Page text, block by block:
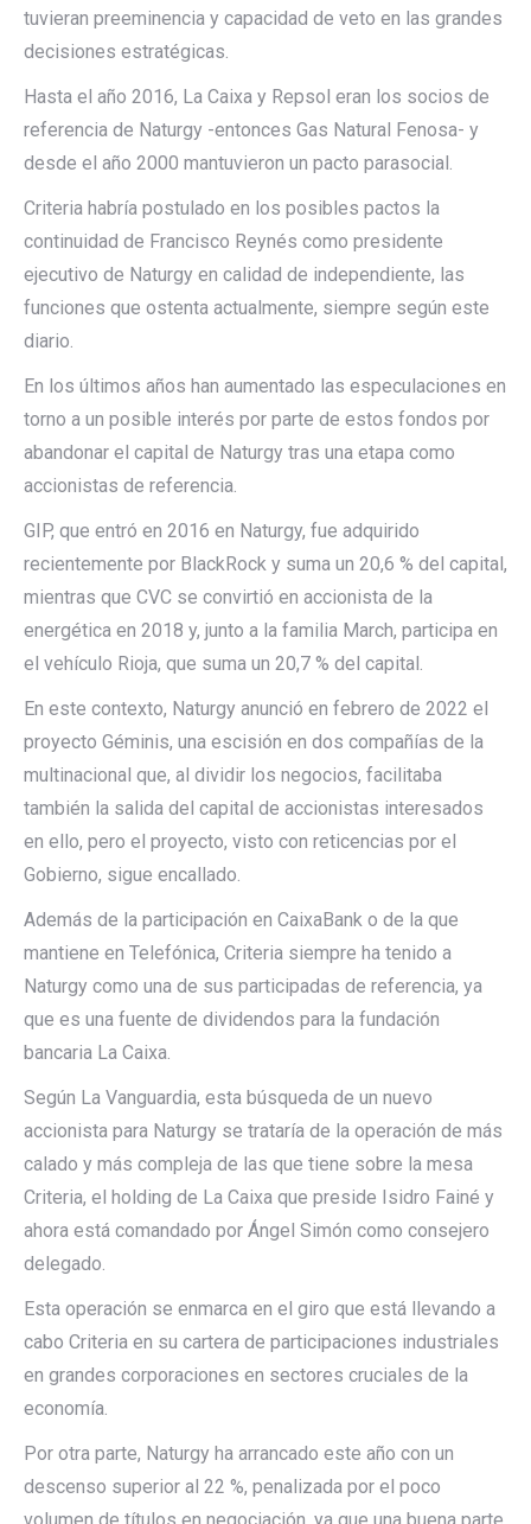
tuvieran preeminencia y capacidad de veto en las grandes
decisiones estratégicas.
Hasta el año 2016, La Caixa y Repsol eran los socios de
referencia de Naturgy -entonces Gas Natural Fenosa- y
desde el año 2000 mantuvieron un pacto parasocial.
Criteria habría postulado en los posibles pactos la
continuidad de Francisco Reynés como presidente
ejecutivo de Naturgy en calidad de independiente, las
funciones que ostenta actualmente, siempre según este
diario.
En los últimos años han aumentado las especulaciones en
torno a un posible interés por parte de estos fondos por
abandonar el capital de Naturgy tras una etapa como
accionistas de referencia.
GIP, que entró en 2016 en Naturgy, fue adquirido
recientemente por BlackRock y suma un 20,6 % del capital,
mientras que CVC se convirtió en accionista de la
energética en 2018 y, junto a la familia March, participa en
el vehículo Rioja, que suma un 20,7 % del capital.
En este contexto, Naturgy anunció en febrero de 2022 el
proyecto Géminis, una escisión en dos compañías de la
multinacional que, al dividir los negocios, facilitaba
también la salida del capital de accionistas interesados
en ello, pero el proyecto, visto con reticencias por el
Gobierno, sigue encallado.
Además de la participación en CaixaBank o de la que
mantiene en Telefónica, Criteria siempre ha tenido a
Naturgy como una de sus participadas de referencia, ya
que es una fuente de dividendos para la fundación
bancaria La Caixa.
Según La Vanguardia, esta búsqueda de un nuevo
accionista para Naturgy se trataría de la operación de más
calado y más compleja de las que tiene sobre la mesa
Criteria, el holding de La Caixa que preside Isidro Fainé y
ahora está comandado por Ángel Simón como consejero
delegado.
Esta operación se enmarca en el giro que está llevando a
cabo Criteria en su cartera de participaciones industriales
en grandes corporaciones en sectores cruciales de la
economía.
Por otra parte, Naturgy ha arrancado este año con un
descenso superior al 22 %, penalizada por el poco